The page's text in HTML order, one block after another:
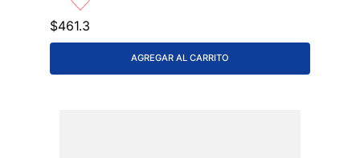
$461.3
AGREGAR AL CARRITO